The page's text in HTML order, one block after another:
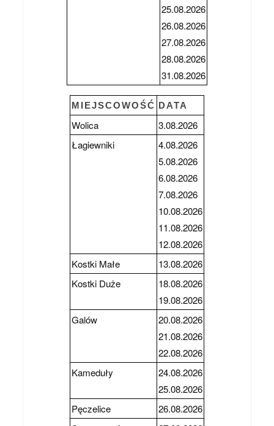
25.08.2026
26.08.2026
27.08.2026
28.08.2026
31.08.2026
MIEJSCOWOŚĆ DATA
Wolica
3.08.2026
Łagiewniki
4.08.2026
5.08.2026
6.08.2026
7.08.2026
10.08.2026
11.08.2026
12.08.2026
Kostki Małe
13.08.2026
Kostki Duże
18.08.2026
19.08.2026
Galów
20.08.2026
21.08.2026
22.08.2026
Kameduły
24.08.2026
25.08.2026
Pęczelice
26.08.2026